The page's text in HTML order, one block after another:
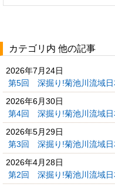
カテゴリ内 他の記事
2026年7月24日
第5回 深掘り!菊池川流域日
2026年6月30日
第4回 深掘り!菊池川流域日
2026年5月29日
第3回 深掘り!菊池川流域日
2026年4月28日
第2回 深掘り!菊池川流域日